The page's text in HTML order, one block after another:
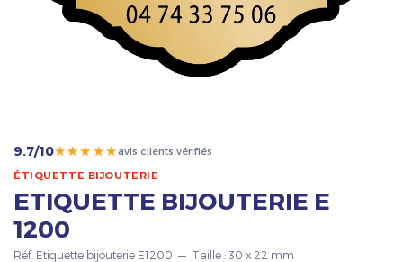
9.7/10★★★★★avis clients vérifiés
ÉTIQUETTE BIJOUTERIE
ETIQUETTE BIJOUTERIE E
1200
Réf. Etiquette bijouterie E1200 — Taille : 30 x 22 mm